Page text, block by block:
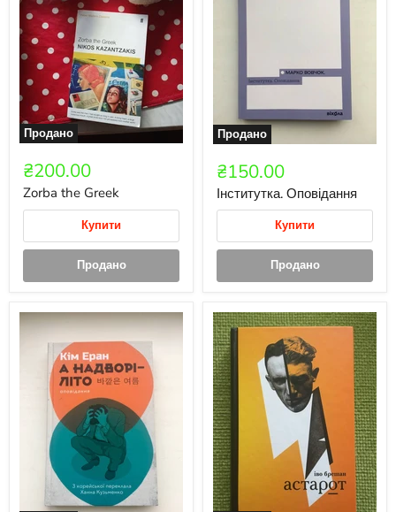
Продано
₴200.00
Zorba the Greek
Купити
Продано
Продано
₴150.00
Інститутка. Оповідання
Купити
Продано